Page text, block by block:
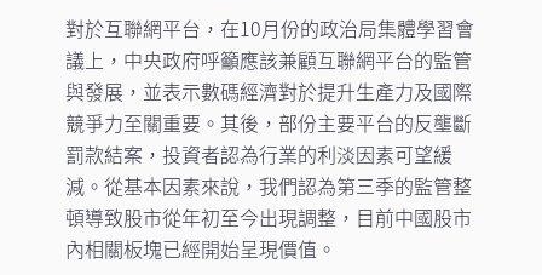
對於互聯網平台，在10月份的政治局集體學習會
議上，中央政府呼籲應該兼顧互聯網平台的監管
與發展，並表示數碼經濟對於提升生產力及國際
競爭力至關重要。其後，部份主要平台的反壟斷
罰款結案，投資者認為行業的利淡因素可望緩
減。從基本因素來說，我們認為第三季的監管整
頓導致股市從年初至今出現調整，目前中國股市
內相關板塊已經開始呈現價值。